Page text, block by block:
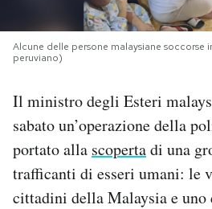
SHOP
CALENDARIO
AREA PERSONALE
Area Personale
Alcune delle persone malaysiane soccorse
peruviano)
Il ministro degli Esteri
sabato un’operazione della
portato alla scopertadi una
trafficanti di esseri umani: le
cittadini della Malaysia e uno